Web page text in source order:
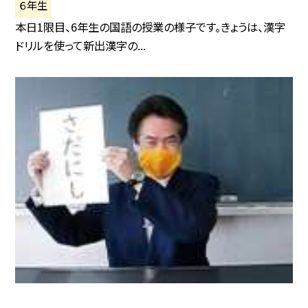
６年生
本日1限目、6年生の国語の授業の様子です。きょうは、漢字
ドリルを使って新出漢字の...